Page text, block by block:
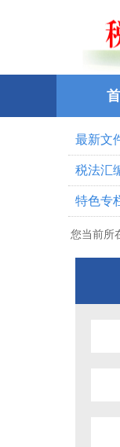
最新文
税法汇
特色专
您当前所